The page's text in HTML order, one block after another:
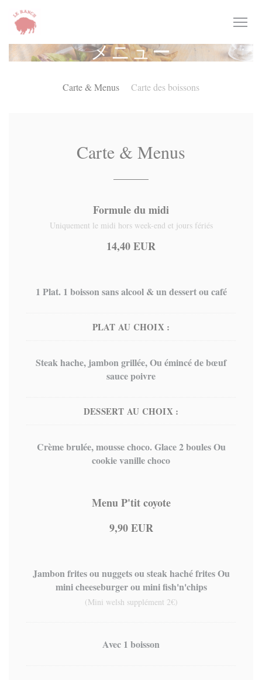
クッキー利用の管理について
メニュー
Carte & Menus Carte des boissons
Carte & Menus
Formule du midi
Uniquement le midi hors week-end et jours fériés
14,40 EUR
1 Plat. 1 boisson sans alcool & un dessert ou café
PLAT AU CHOIX :
Steak hache, jambon grillée, Ou émincé de bœuf
sauce poivre
DESSERT AU CHOIX :
Crème brulée, mousse choco. Glace 2 boules Ou
cookie vanille choco
Menu P'tit coyote
9,90 EUR
Jambon frites ou nuggets ou steak haché frites Ou
mini cheeseburger ou mini fish'n'chips
(Mini welsh supplément 2€)
Avec 1 boisson